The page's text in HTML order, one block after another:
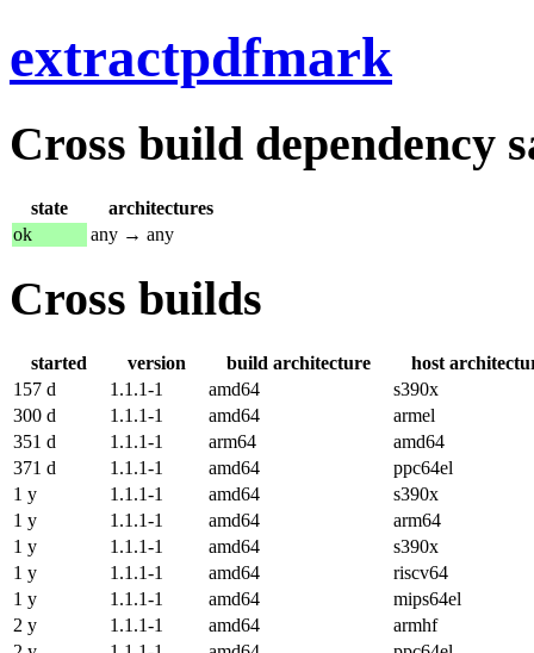
extractpdfmark
Cross build dependency
state
architectures
ok
any → any
Cross builds
started version build architecture
host
157 d
1.1.1-1 amd64
s390x
300 d
1.1.1-1 amd64
armel
351 d
1.1.1-1 arm64
amd64
371 d
1.1.1-1 amd64
ppc64el
1 y
1.1.1-1 amd64
s390x
1 y
1.1.1-1 amd64
arm64
1 y
1.1.1-1 amd64
s390x
1 y
1.1.1-1 amd64
riscv64
1 y
1.1.1-1 amd64
mips64el
2 y
1.1.1-1 amd64
armhf